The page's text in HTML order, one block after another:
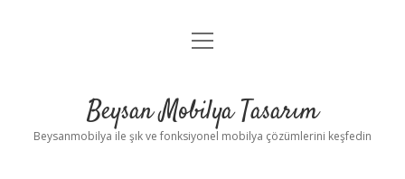
Anasayfa
Yasal Uyarı
menüyü
Beysan Mobilya Tasarım
Beysanmobilya ile şık ve fonksiyonel mobilya çözümlerini keşfedin